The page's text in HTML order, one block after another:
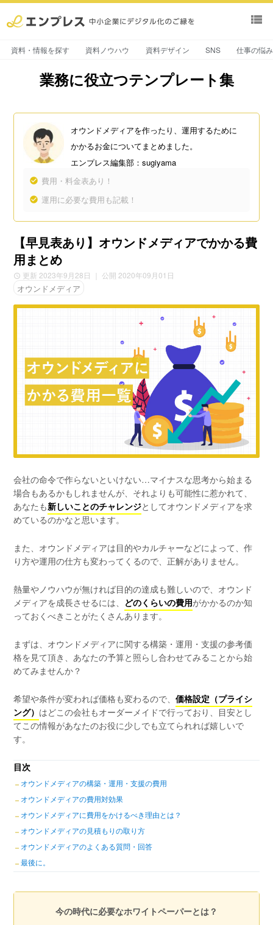
view_list
資料・情報を探す 資料ノウハウ 資料デザイン SNS 仕事の悩
業務に役立つテンプレート集
オウンドメディアを作ったり、運用するために
かかるお金についてまとめました。
エンプレス編集部：sugiyama
費用・料金表あり！
運用に必要な費用も記載！
【早見表あり】オウンドメディアでかかる費
用まとめ
更新 2023年9月28日 ｜ 公開 2020年09月01日
オウンドメディア
会社の命令で作らないといけない…マイナスな思考から始まる
場合もあるかもしれませんが、それよりも可能性に惹かれて、
あなたも新しいことのチャレンジとしてオウンドメディアを求
めているのかなと思います。
また、オウンドメディアは目的やカルチャーなどによって、作
り方や運用の仕方も変わってくるので、正解がありません。
熱量やノウハウが無ければ目的の達成も難しいので、オウンド
メディアを成長させるには、 どのくらいの費用がかかるのか知
っておくべきことがたくさんあります。
まずは、オウンドメディアに関する構築・運用・支援の参考価
格を見て頂き、あなたの予算と照らし合わせてみることから始
めてみませんか？
希望や条件が変われば価格も変わるので、価格設定（プライシ
ング） はどこの会社もオーダーメイドで行っており、目安とし
てこの情報があなたのお役に少しでも立てられれば嬉しいで
す。
目次
オウンドメディアの構築・運用・支援の費用
オウンドメディアの費用対効果
オウンドメディアに費用をかけるべき理由とは？
オウンドメディアの見積もりの取り方
オウンドメディアのよくある質問・回答
最後に。
今の時代に必要なホワイトペーパーとは？